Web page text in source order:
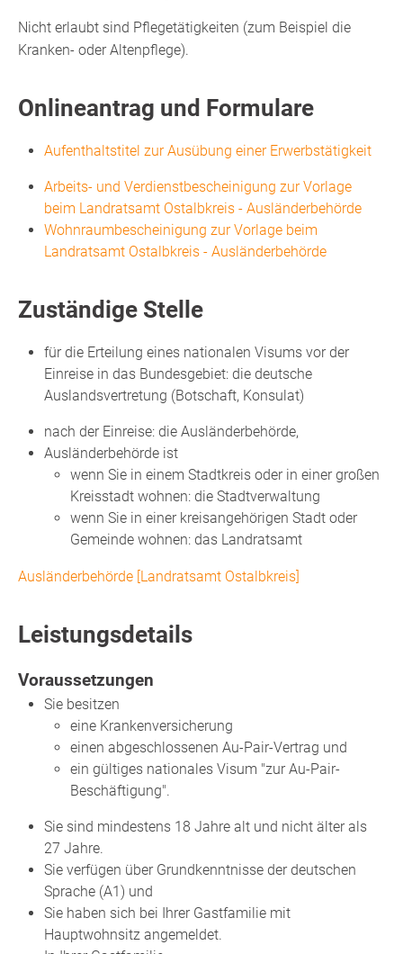
Nicht erlaubt sind Pflegetätigkeiten (zum Beispiel die
Kranken- oder Altenpflege).
Onlineantrag und Formulare
Aufenthaltstitel zur Ausübung einer Erwerbstätigkeit
Arbeits- und Verdienstbescheinigung zur Vorlage
beim Landratsamt Ostalbkreis - Ausländerbehörde
Wohnraumbescheinigung zur Vorlage beim
Landratsamt Ostalbkreis - Ausländerbehörde
Zuständige Stelle
für die Erteilung eines nationalen Visums vor der
Einreise in das Bundesgebiet: die deutsche
Auslandsvertretung (Botschaft, Konsulat)
nach der Einreise: die Ausländerbehörde,
Ausländerbehörde ist
wenn Sie in einem Stadtkreis oder in einer großen
Kreisstadt wohnen: die Stadtverwaltung
wenn Sie in einer kreisangehörigen Stadt oder
Gemeinde wohnen: das Landratsamt
Ausländerbehörde [Landratsamt Ostalbkreis]
Leistungsdetails
Voraussetzungen
Sie besitzen
eine Krankenversicherung
einen abgeschlossenen Au-Pair-Vertrag und
ein gültiges nationales Visum "zur Au-Pair-
Beschäftigung".
Sie sind mindestens 18 Jahre alt und nicht älter als
27 Jahre.
Sie verfügen über Grundkenntnisse der deutschen
Sprache (A1) und
Sie haben sich bei Ihrer Gastfamilie mit
Hauptwohnsitz angemeldet.